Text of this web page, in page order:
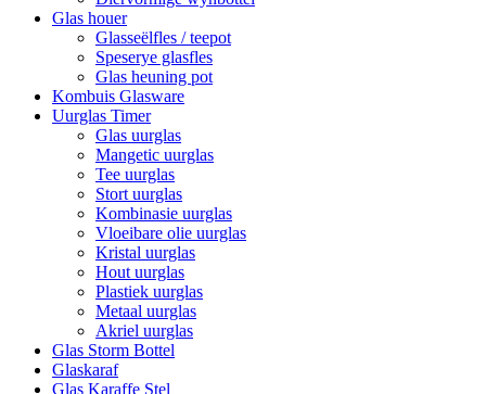
Glas houer
Glasseëlfles / teepot
Speserye glasfles
Glas heuning pot
Kombuis Glasware
Uurglas Timer
Glas uurglas
Mangetic uurglas
Tee uurglas
Stort uurglas
Kombinasie uurglas
Vloeibare olie uurglas
Kristal uurglas
Hout uurglas
Plastiek uurglas
Metaal uurglas
Akriel uurglas
Glas Storm Bottel
Glaskaraf
Glas Karaffe Stel